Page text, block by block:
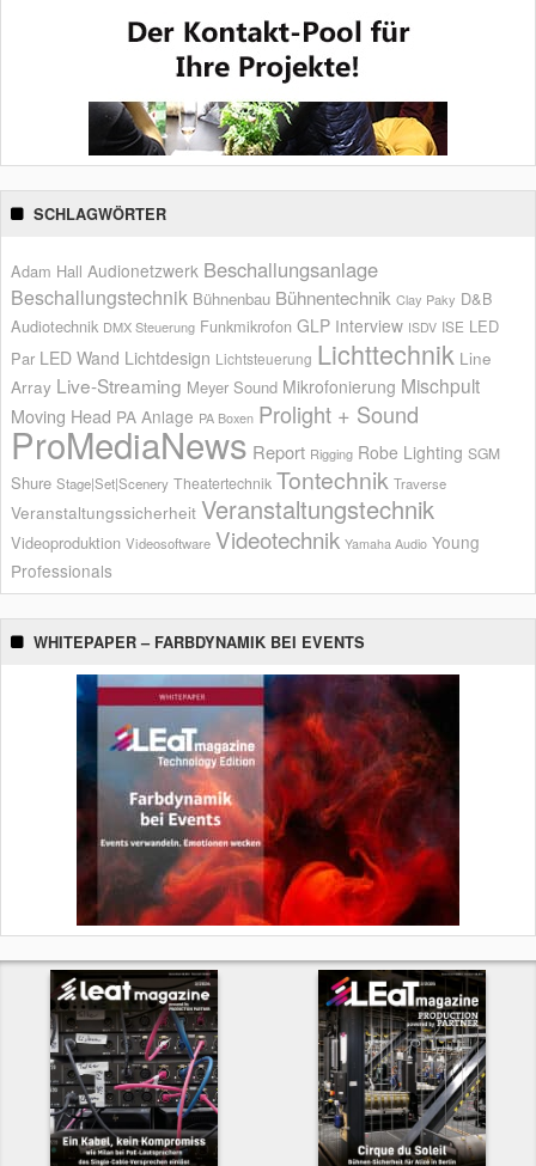
SCHLAGWÖRTER
Adam Hall Audionetzwerk Beschallungsanlage
Beschallungstechnik Bühnenbau Bühnentechnik Clay Paky D&B
Audiotechnik DMX Steuerung Funkmikrofon GLP Interview ISDV ISE LED
Par LED Wand Lichtdesign Lichtsteuerung Lichttechnik Line
Array Live-Streaming Meyer Sound Mikrofonierung Mischpult
Moving Head PA Anlage PA Boxen Prolight + Sound
ProMediaNews Report Rigging Robe Lighting SGM
Shure Stage|Set|Scenery Theatertechnik Tontechnik Traverse
Veranstaltungssicherheit Veranstaltungstechnik
Videoproduktion Videosoftware Videotechnik Yamaha Audio Young
Professionals
WHITEPAPER – FARBDYNAMIK BEI EVENTS